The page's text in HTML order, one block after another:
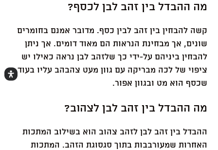
מה ההבדל בין זהב לבן לכסף?
קשה להבחין בין זהב לבין כסף. מדובר אמנם בחומרים
שונים, אך מבחינת הנראות הם מאוד דומים. אך ניתן
להבחין ביניהם על-ידי כך שלזהב לבן נראה כאילו יש
ציפוי של לכה מבריקה עם גוון מעט צהבהב עליו בעוד
שכסף הוא מט ובגוון אפור.
מה ההבדל בין זהב לבן לצהוב?
ההבדל בין זהב לבן לזהב צהוב הוא בשילוב המתכות
האחרות שמעורבבות בתוך סגסוגת הזהב. המתכות